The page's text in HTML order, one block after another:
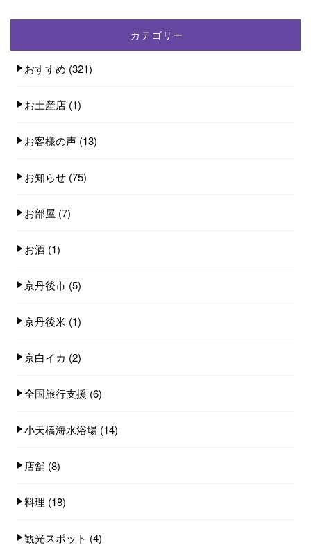
カテゴリー
おすすめ (321)
お土産店 (1)
お客様の声 (13)
お知らせ (75)
お部屋 (7)
お酒 (1)
京丹後市 (5)
京丹後米 (1)
京白イカ (2)
全国旅行支援 (6)
小天橋海水浴場 (14)
店舗 (8)
料理 (18)
観光スポット (4)